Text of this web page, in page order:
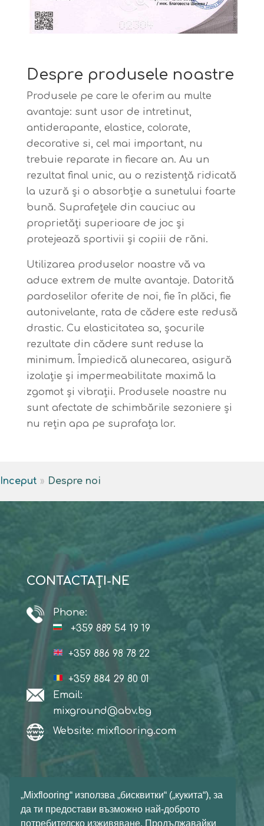
„Mixflooring“ използва „бисквитки“ („кукита“), за
да ти предостави възможно най-доброто
потребителско изживяване. Продължавайки
Despre produsele noastre
Produsele pe care le oferim au multe
avantaje: sunt usor de intretinut,
antiderapante, elastice, colorate,
decorative si, cel mai important, nu
trebuie reparate in fiecare an. Au un
rezultat final unic, au o rezistență ridicată
la uzură și o absorbție a sunetului foarte
bună. Suprafețele din cauciuc au
proprietăți superioare de joc și
protejează sportivii și copiii de răni.
Utilizarea produselor noastre vă va
aduce extrem de multe avantaje. Datorită
pardoselilor oferite de noi, fie în plăci, fie
autonivelante, rata de cădere este redusă
drastic. Cu elasticitatea sa, șocurile
rezultate din cădere sunt reduse la
minimum. Împiedică alunecarea, asigură
izolație și impermeabilitate maximă la
zgomot și vibrații. Produsele noastre nu
sunt afectate de schimbările sezoniere și
nu rețin apa pe suprafața lor.
Inceput » Despre noi
CONTACTAŢI-NE
Phone:
+359 889 54 19 19
+359 886 98 78 22
+359 884 29 80 01
Email:
mixground@abv.bg
Website: mixflooring.com
FACEBOOK